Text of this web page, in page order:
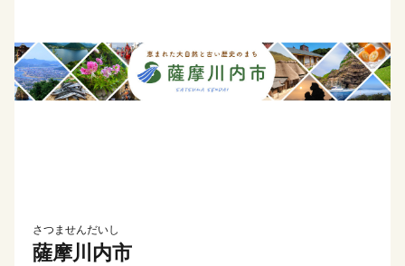
さつませんだいし
薩摩川内市